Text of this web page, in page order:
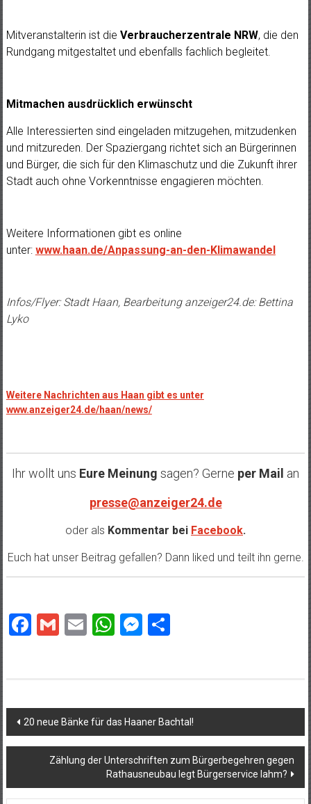
Mitveranstalterin ist die Verbraucherzentrale NRW, die den
Rundgang mitgestaltet und ebenfalls fachlich begleitet.
Mitmachen ausdrücklich erwünscht
Alle Interessierten sind eingeladen mitzugehen, mitzudenken
und mitzureden. Der Spaziergang richtet sich an Bürgerinnen
und Bürger, die sich für den Klimaschutz und die Zukunft ihrer
Stadt auch ohne Vorkenntnisse engagieren möchten.
Weitere Informationen gibt es online
unter: www.haan.de/Anpassung-an-den-Klimawandel
Infos/Flyer: Stadt Haan, Bearbeitung anzeiger24.de: Bettina
Lyko
Weitere Nachrichten aus Haan gibt es unter
www.anzeiger24.de/haan/news/
Ihr wollt uns Eure Meinung sagen? Gerne per Mail an
presse@anzeiger24.de
oder als Kommentar bei Facebook.
Euch hat unser Beitrag gefallen? Dann liked und teilt ihn gerne.
Facebook
GmailEmailWhatsApp
Messenger
Beitragsnavigation
20 neue Bänke für das Haaner Bachtal!
Zählung der Unterschriften zum Bürgerbegehren gegen
Rathausneubau legt Bürgerservice lahm?